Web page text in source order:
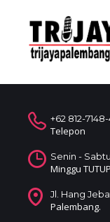
+62 812-
Telepon
Senin -
Minggu TUTUP
Jl. Hang
Palembang.